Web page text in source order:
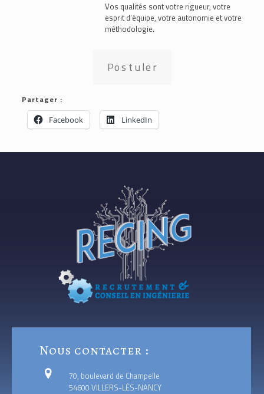
Vos qualités sont votre rigueur, votre
esprit d’équipe, votre autonomie et votre
méthodologie.
Postuler
Partager :
Facebook LinkedIn
Nous contacter :
70, boulevard de Champelle
54600 VILLERS-LÈS-NANCY